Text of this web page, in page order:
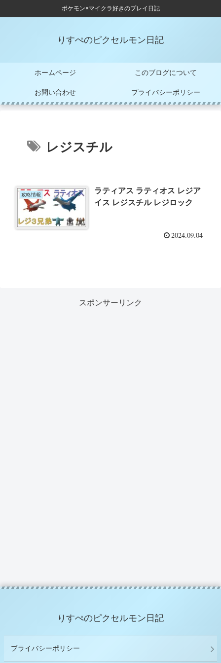
ポケモン×マイクラ好きのプレイ日記
りすぺのピクセルモン日記
ホームページ このブログについて
お問い合わせ プライバシーポリシー
レジスチル
攻略情報
ラティアス ラティオス レジア
イス レジスチル レジロック
2024.09.04
スポンサーリンク
りすぺのピクセルモン日記
プライバシーポリシー